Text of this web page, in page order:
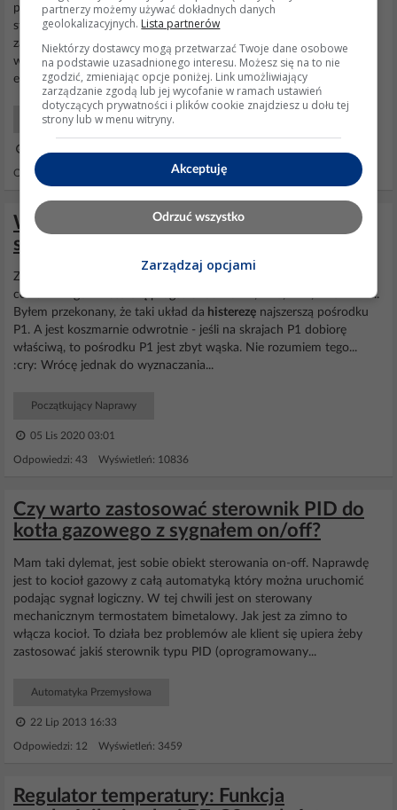
przynajmniej na 2 tranzystorach jako przerzutnik, gdzie nie ma
stanów pośrednich, że tranzystor powoli się otwiera lub powoli
zamyka - o czym wspomniał przedmówca. Czyli coś zbliżonego do
wyłącznika zmierzchowego np. z książki "24 proste układy
elektroniczne do samodzielnego wykonania - Dla...
Początkujący Elektronicy
Odpowiedzi: 4 Wyświetleń: 294
Wady użycia tranzystora JFET w bramce
szumów do gitary elektrycznej?
Z gitarą już jest lepiej, niż sobie marzyłem... :D Zauważyłem jednak
coś dziwnego zhistereząprogu. Chodzi o P1, R18, R19, R20 i R21...
Byłem przekonany, że taki układ da histerezę najszerszą pośrodku
P1. A jest koszmarnie odwrotnie - jeśli na skrajach P1 dobiorę
właściwą, to pośrodku P1 jest zbyt wąska. Nie rozumiem tego...
:cry: Wrócę jednak do wyznaczania...
Początkujący Naprawy
05 Lis 2020 03:01
Odpowiedzi: 43 Wyświetleń: 10836
Czy warto zastosować sterownik PID do
kotła gazowego z sygnałem on/off?
Mam taki dylemat, jest sobie obiekt sterowania on-off. Naprawdę
jest to kocioł gazowy z całą automatyką który można uruchomić
podając sygnał logiczny. W tej chwili jest on sterowany
mechanicznym termostatem bimetalowy. Jak jest za zimno to
włącza kocioł. To działa bez problemów ale klient się upiera żeby
zastosować jakiś sterownik typu PID (oprogramowany...
Automatyka Przemysłowa
22 Lip 2013 16:33
Odpowiedzi: 12 Wyświetleń: 3459
Regulator temperatury: Funkcja
partnerzy możemy używać dokładnych danych
geolokalizacyjnych. Lista partnerów
Niektórzy dostawcy mogą przetwarzać Twoje dane osobowe
na podstawie uzasadnionego interesu. Możesz się na to nie
zgodzić, zmieniając opcje poniżej. Link umożliwiający
zarządzanie zgodą lub jej wycofanie w ramach ustawień
dotyczących prywatności i plików cookie znajdziesz u dołu tej
strony lub w menu witryny.
Akceptuję
Odrzuć wszystko
Zarządzaj opcjami